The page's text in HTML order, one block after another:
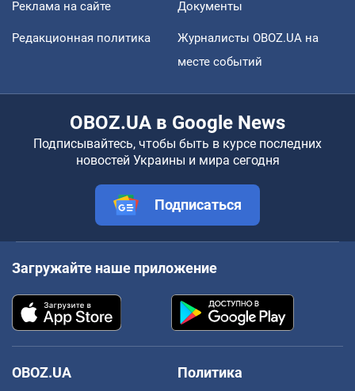
Реклама на сайте Документы
Редакционная политика
Журналисты OBOZ.UA на
месте событий
OBOZ.UA в Google News
Подписывайтесь, чтобы быть в курсе последних
новостей Украины и мира сегодня
Подписаться
Загружайте наше приложение
OBOZ.UA
Политика